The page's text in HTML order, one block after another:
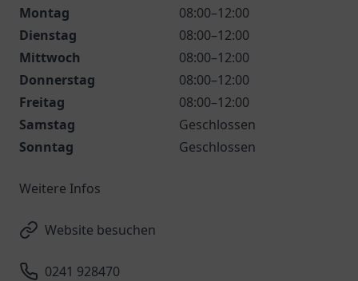
Montag
08:00–12:00
Dienstag
08:00–12:00
Mittwoch
08:00–12:00
Donnerstag
08:00–12:00
Freitag
08:00–12:00
Samstag
Geschlossen
Sonntag
Geschlossen
Weitere Infos
Website besuchen
0241 928470